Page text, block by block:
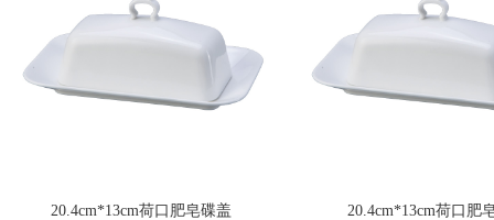
20.4cm*13cm荷口肥皂碟盖 20.4cm*13cm荷口肥